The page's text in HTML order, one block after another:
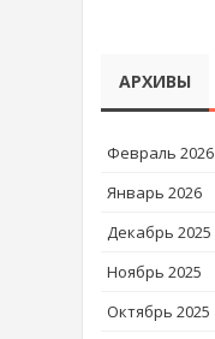
АРХИВЫ
Февраль 2026
Январь 2026
Декабрь 2025
Ноябрь 2025
Октябрь 2025